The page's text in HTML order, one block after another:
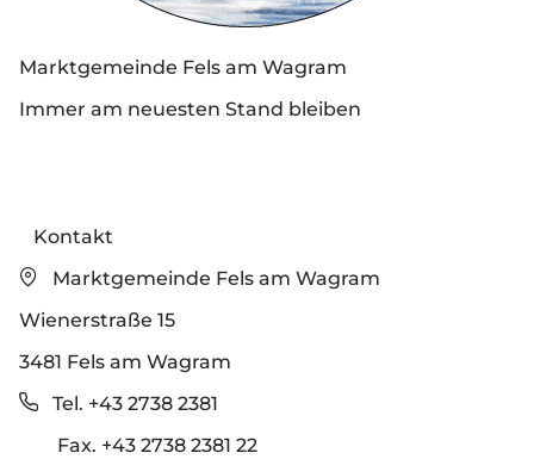
Marktgemeinde Fels am Wagram
Immer am neuesten Stand bleiben
Kontakt
Marktgemeinde Fels am Wagram
Wienerstraße 15
3481 Fels am Wagram
Tel. +43 2738 2381
Fax. +43 2738 2381 22